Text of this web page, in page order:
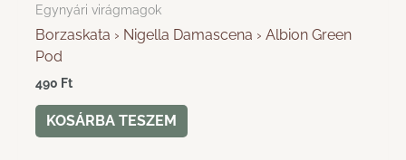
Egynyári virágmagok
Borzaskata › Nigella Damascena › Albion Green
Pod
490 Ft
KOSÁRBA TESZEM